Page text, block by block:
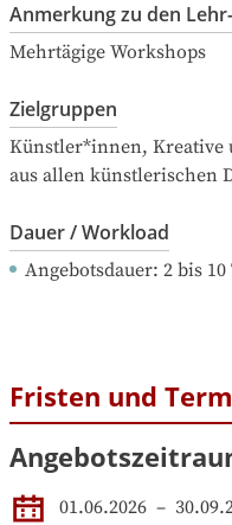
Anmerkung zu den
Mehrtägige Workshops
Zielgruppen
Künstler*innen, Kreative
aus allen künstlerischen
Dauer / Workload
Angebotsdauer: 2 bis 10
Fristen und
01.06.2026 –